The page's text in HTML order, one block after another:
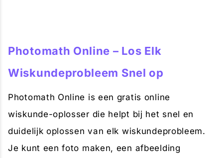
Photomath Online – Los Elk
Wiskundeprobleem Snel op
Photomath Online is een gratis online
wiskunde-oplosser die helpt bij het snel en
duidelijk oplossen van elk wiskundeprobleem.
Je kunt een foto maken, een afbeelding